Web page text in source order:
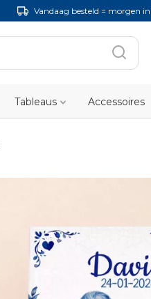
Vandaag besteld = morgen
Tableaus Accessoires